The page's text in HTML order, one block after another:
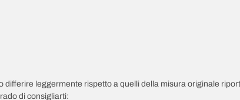
differire leggermente rispetto a quelli della misura originale
di consigliarti: